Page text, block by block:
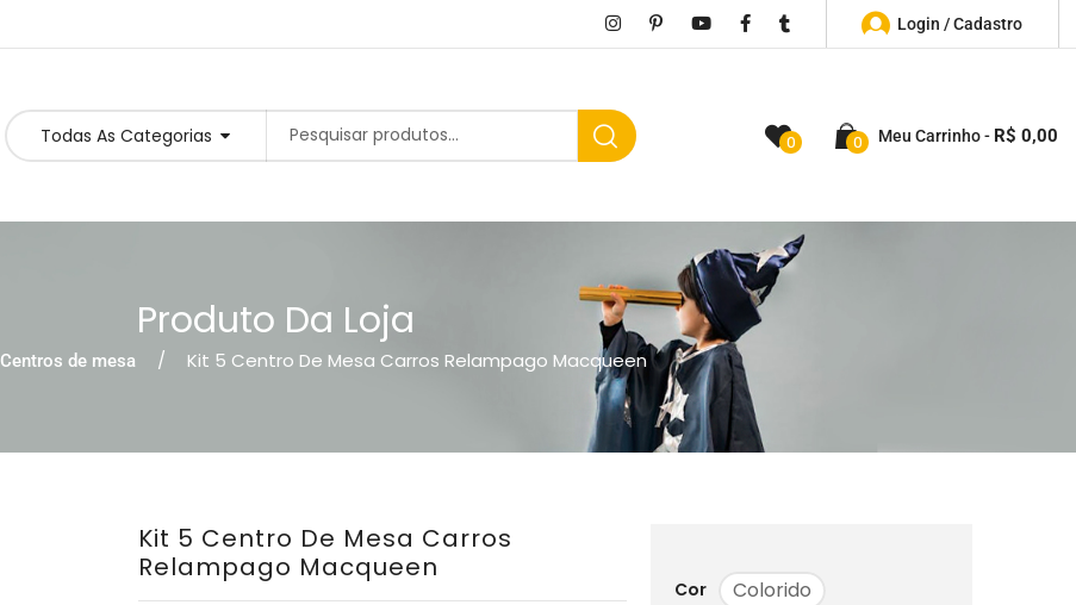
Login / Cadastro
Todas As Categorias 0 0 Meu Carrinho R$ 0,00
Produto Da Loja
Centros de mesa Kit 5 Centro De Mesa Carros Relampago Macqueen
Kit 5 Centro De Mesa Carros
Relampago Macqueen
Cor Colorido